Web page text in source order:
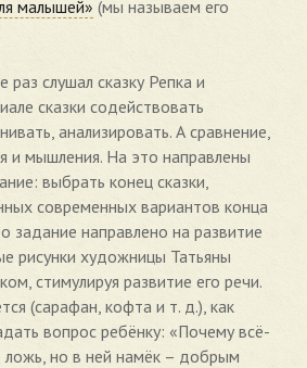
малышей» (мы называем его
слушал сказку Репка и
сказки содействовать
анализировать. А сравнение,
и мышления. На это направлены
выбрать конец сказки,
современных вариантов конца
задание направлено на развитие
рисунки художницы Татьяны
стимулируя развитие его речи.
(сарафан, кофта и т. д.), как
вопрос ребёнку: «Почему всё-
ложь, но в ней намёк – добрым